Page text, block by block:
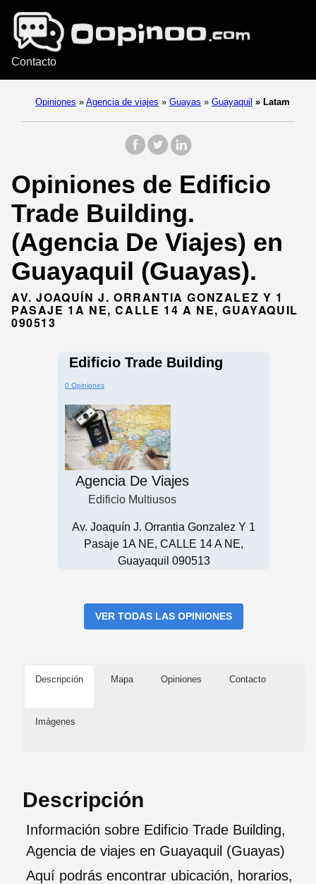
Contacto
Opiniones » Agencia de viajes » Guayas » Guayaquil » Latam
Opiniones de Edificio
Trade Building.
(Agencia De Viajes) en
Guayaquil (Guayas).
AV. JOAQUÍN J. ORRANTIA GONZALEZ Y 1
PASAJE 1A NE, CALLE 14 A NE, GUAYAQUIL
090513
Edificio Trade Building
0 Opiniones
Agencia De Viajes
Edificio Multiusos
Av. Joaquín J. Orrantia Gonzalez Y 1
Pasaje 1A NE, CALLE 14 A NE,
Guayaquil 090513
VER TODAS LAS OPINIONES
Descripción Mapa Opiniones Contacto
Imágenes
Descripción
Información sobre Edificio Trade Building,
Agencia de viajes en Guayaquil (Guayas)
Aquí podrás encontrar ubicación, horarios,